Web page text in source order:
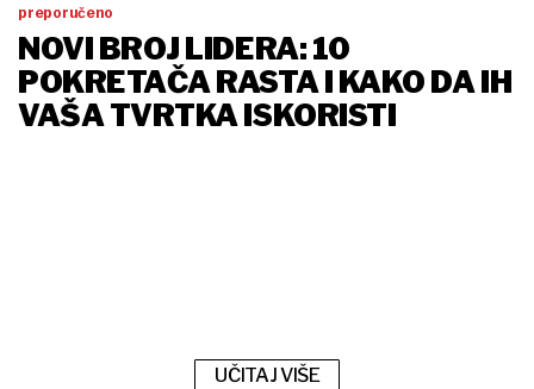
preporučeno
NOVI BROJ LIDERA: 10
POKRETAČA RASTA I KAKO DA IH
VAŠA TVRTKA ISKORISTI
UČITAJ VIŠE